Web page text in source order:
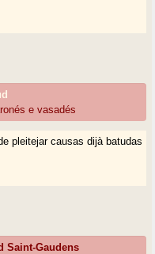
e vasadés
pleitejar causas dijà batudas
Saint-Gaudens